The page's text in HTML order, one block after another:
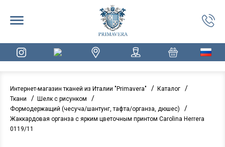
Интернет-магазин тканей из Италии "Primavera" / Каталог /
Ткани / Шелк с рисунком /
Формодержащий (чесуча/шантунг, тафта/органза, дюшес) /
Жаккардовая органза с ярким цветочным принтом Carolina Herrera
0119/11